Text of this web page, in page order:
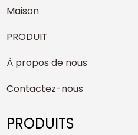
Maison
PRODUIT
À propos de nous
Contactez-nous
PRODUITS